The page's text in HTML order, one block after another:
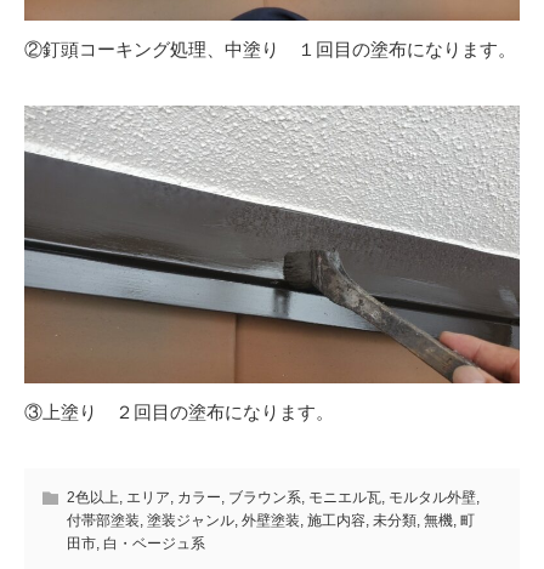
②釘頭コーキング処理、中塗り １回目の塗布になります。
③上塗り ２回目の塗布になります。
2色以上, エリア, カラー, ブラウン系, モニエル瓦, モルタル外壁,
付帯部塗装, 塗装ジャンル, 外壁塗装, 施工内容, 未分類, 無機, 町
田市, 白・ベージュ系